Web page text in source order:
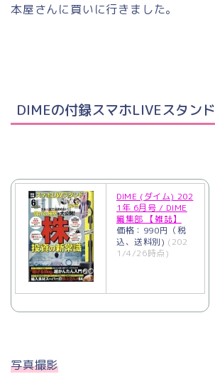
本屋さんに買いに行きました。
DIMEの付録スマホLIVEスタンド
DIME (ダイム) 202
1年 6月号 / DIME
編集部 【雑誌】
価格：990円（税
込、送料別) (202
1/4/26時点)
写真撮影